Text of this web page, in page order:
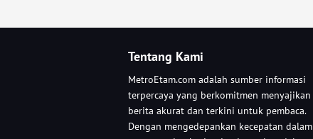
Tentang Kami
MetroEtam.com adalah sumber informasi
terpercaya yang berkomitmen menyajikan
berita akurat dan terkini untuk pembaca.
Dengan mengedepankan kecepatan dalam